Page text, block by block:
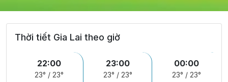
Thời tiết Gia Lai theo giờ
22:00
23° / 23°
23:00
23° / 23°
00:00
23° / 23°